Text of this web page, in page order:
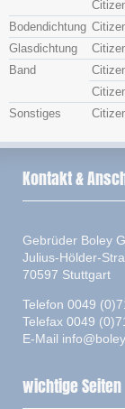
Bodendichtung
Glasdichtung
Band
Sonstiges
Kontakt &
Gebrüder Boley
Julius-Hölder-
70597 Stuttgart
Telefon 0049
Telefax 0049
E-Mail
wichtige Seiten